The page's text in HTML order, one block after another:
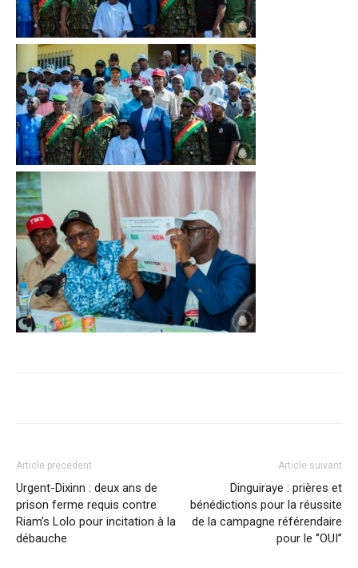
Article précédent
Urgent-Dixinn : deux ans de
prison ferme requis contre
Riam’s Lolo pour incitation à la
débauche
Article suivant
Dinguiraye : prières et
bénédictions pour la réussite
de la campagne référendaire
pour le ‘’OUI’’